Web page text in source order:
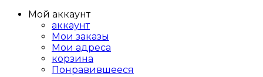
Мой аккаунт
аккаунт
Мои заказы
Мои адреса
корзина
Понравившееся